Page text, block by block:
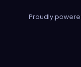
Proudly